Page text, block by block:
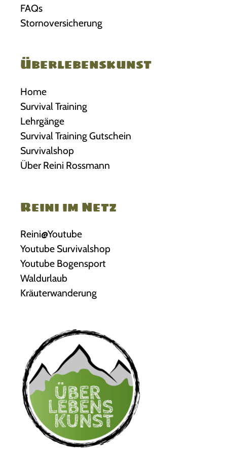
FAQs
Stornoversicherung
Überlebenskunst
Home
Survival Training
Lehrgänge
Survival Training Gutschein
Survivalshop
Über Reini Rossmann
Reini im Netz
Reini@Youtube
Youtube Survivalshop
Youtube Bogensport
Waldurlaub
Kräuterwanderung